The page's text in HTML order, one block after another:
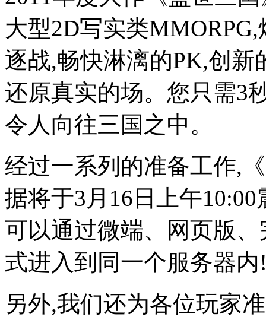
大型2D写实类
逐战,畅快淋漓的PK,创
还原真实的场。您只需3
令人向往三国之中。
经过一系列的准备工作,
据将于3月16日上午
可以通过微端、网页版
式进入到同一个服务器内
另外,我们还为各位玩家